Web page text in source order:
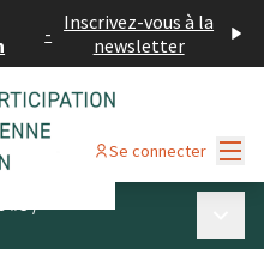
- Inscrivez-vous à la
newsletter
Se connecter
#3/